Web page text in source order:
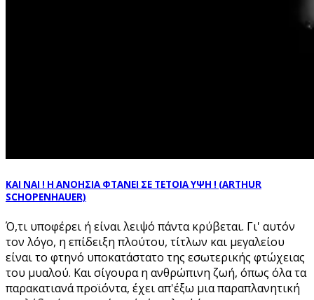
ΚΑΙ ΝΑΙ ! Η ΑΝΟΗΣΙΑ ΦΤΑΝΕΙ ΣΕ ΤΕΤΟΙΑ ΥΨΗ ! (ARTHUR
SCHOPENHAUER)
Ό,τι υποφέρει ή είναι λειψό πάντα κρύβεται. Γι' αυτόν
τον λόγο, η επίδειξη πλούτου, τίτλων και μεγαλείου
είναι το φτηνό υποκατάστατο της εσωτερικής φτώχειας
του μυαλού. Και σίγουρα η ανθρώπινη ζωή, όπως όλα τα
παρακατιανά προϊόντα, έχει απ'έξω μια παραπλανητική